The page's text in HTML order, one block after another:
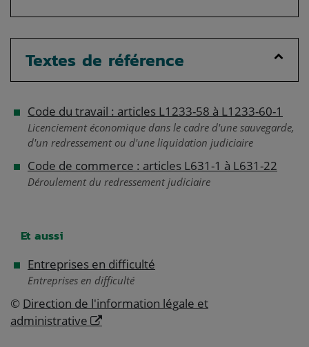
Textes de référence
Code du travail : articles L1233-58 à L1233-60-1
Licenciement économique dans le cadre d'une sauvegarde,
d'un redressement ou d'une liquidation judiciaire
Code de commerce : articles L631-1 à L631-22
Déroulement du redressement judiciaire
Et aussi
Entreprises en difficulté
Entreprises en difficulté
© Direction de l'information légale et
administrative